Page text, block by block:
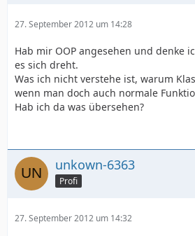
Vor dem gesamten "einfacher,
besser" steht i.d.R. ein härterer
aber Wert ist. Die anfänglichen
durch viel gesparte Zeit wett
Tränen am Meer trocken lassen, wo
an derselben Aufgabe prozedural
Ein weiterer großer Vorteil entsteht,
einsetzen könnenund dadurch
27. September 2012 um 14:28
Hab mir OOP angesehen und denke
es sich dreht.
Was ich nicht verstehe ist, warum
wenn man doch auch normale
Hab ich da was übersehen?
unkown-6363
Profi
27. September 2012 um 14:32